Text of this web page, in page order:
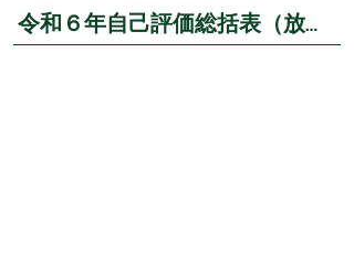
令和６年自己評価総括表（放デ）